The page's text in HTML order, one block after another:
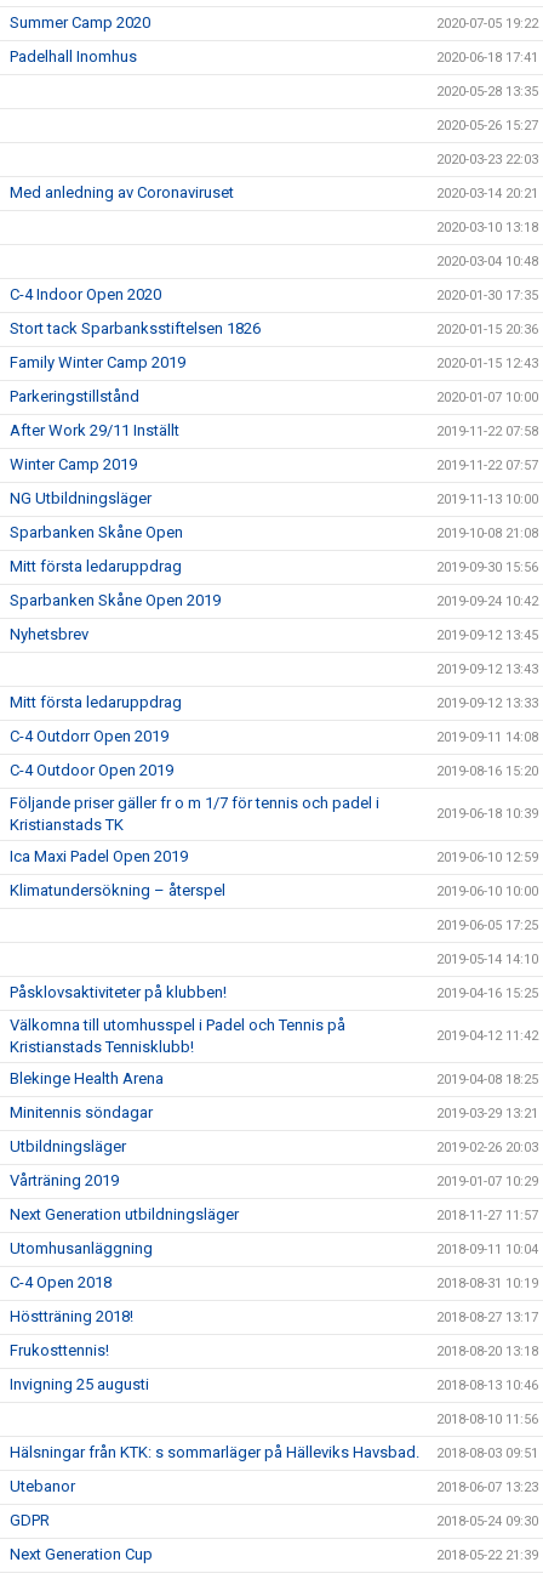
Summer Camp 2020 2020-07-05 19:22
Padelhall Inomhus 2020-06-18 17:41
2020-05-28 13:35
2020-05-26 15:27
2020-03-23 22:03
Med anledning av Coronaviruset 2020-03-14 20:21
2020-03-10 13:18
2020-03-04 10:48
C-4 Indoor Open 2020 2020-01-30 17:35
Stort tack Sparbanksstiftelsen 1826 2020-01-15 20:36
Family Winter Camp 2019 2020-01-15 12:43
Parkeringstillstånd 2020-01-07 10:00
After Work 29/11 Inställt 2019-11-22 07:58
Winter Camp 2019 2019-11-22 07:57
NG Utbildningsläger 2019-11-13 10:00
Sparbanken Skåne Open 2019-10-08 21:08
Mitt första ledaruppdrag 2019-09-30 15:56
Sparbanken Skåne Open 2019 2019-09-24 10:42
Nyhetsbrev 2019-09-12 13:45
2019-09-12 13:43
Mitt första ledaruppdrag 2019-09-12 13:33
C-4 Outdorr Open 2019 2019-09-11 14:08
C-4 Outdoor Open 2019 2019-08-16 15:20
Följande priser gäller fr o m 1/7 för tennis och padel i
Kristianstads TK
2019-06-18 10:39
Ica Maxi Padel Open 2019 2019-06-10 12:59
Klimatundersökning – återspel 2019-06-10 10:00
2019-06-05 17:25
2019-05-14 14:10
Påsklovsaktiviteter på klubben! 2019-04-16 15:25
Välkomna till utomhusspel i Padel och Tennis på
Kristianstads Tennisklubb!
2019-04-12 11:42
Blekinge Health Arena 2019-04-08 18:25
Minitennis söndagar 2019-03-29 13:21
Utbildningsläger 2019-02-26 20:03
Vårträning 2019 2019-01-07 10:29
Next Generation utbildningsläger 2018-11-27 11:57
Utomhusanläggning 2018-09-11 10:04
C-4 Open 2018 2018-08-31 10:19
Höstträning 2018! 2018-08-27 13:17
Frukosttennis! 2018-08-20 13:18
Invigning 25 augusti 2018-08-13 10:46
2018-08-10 11:56
Hälsningar från KTK: s sommarläger på Hälleviks Havsbad. 2018-08-03 09:51
Utebanor 2018-06-07 13:23
GDPR 2018-05-24 09:30
Next Generation Cup 2018-05-22 21:39